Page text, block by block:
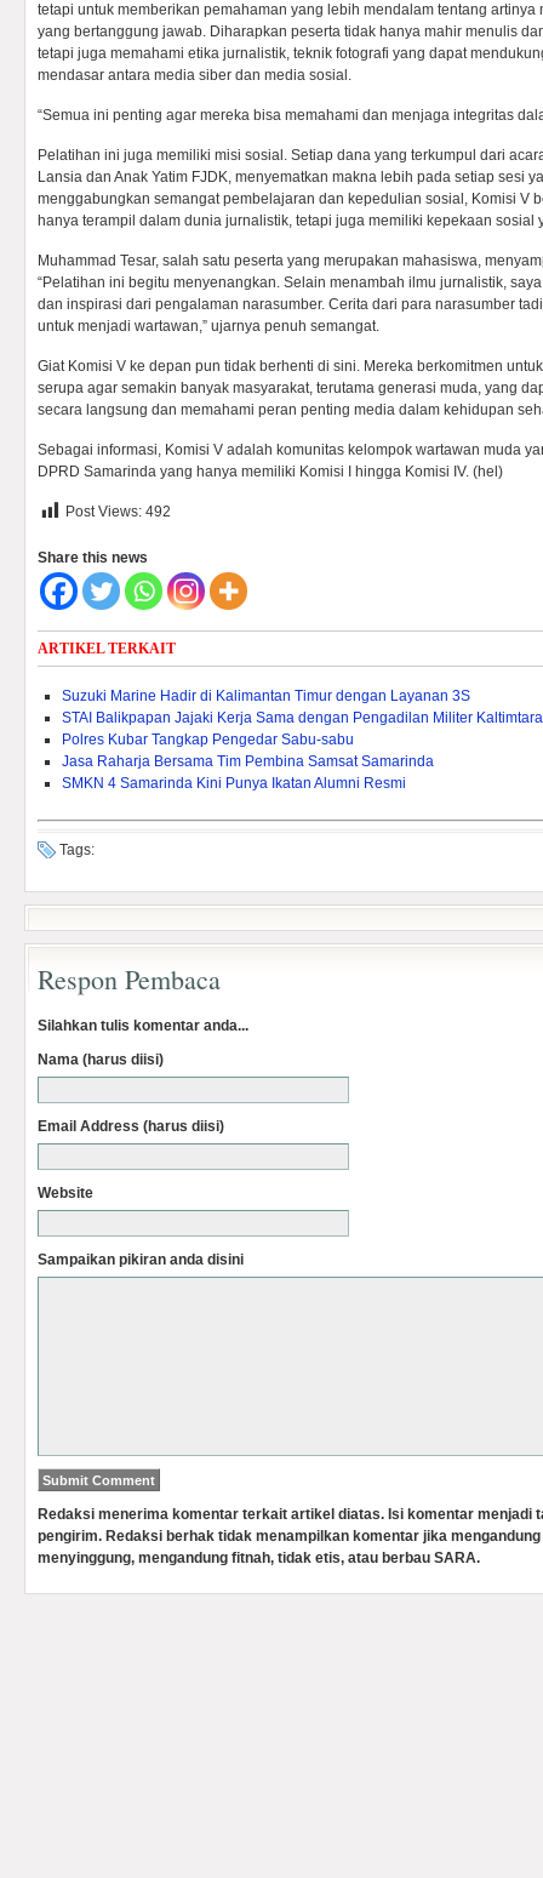
tetapi untuk memberikan pemahaman yang lebih mendalam tentang
yang bertanggung jawab. Diharapkan peserta tidak hanya mahir menulis
tetapi juga memahami etika jurnalistik, teknik fotografi yang dapat
mendasar antara media siber dan media sosial.
“Semua ini penting agar mereka bisa memahami dan menjaga integritas
Pelatihan ini juga memiliki misi sosial. Setiap dana yang terkumpul dari
Lansia dan Anak Yatim FJDK, menyematkan makna lebih pada setiap sesi
menggabungkan semangat pembelajaran dan kepedulian sosial, Komisi V
hanya terampil dalam dunia jurnalistik, tetapi juga memiliki kepekaan sosial
Muhammad Tesar, salah satu peserta yang merupakan mahasiswa,
“Pelatihan ini begitu menyenangkan. Selain menambah ilmu jurnalistik,
dan inspirasi dari pengalaman narasumber. Cerita dari para narasumber
untuk menjadi wartawan,” ujarnya penuh semangat.
Giat Komisi V ke depan pun tidak berhenti di sini. Mereka berkomitmen
serupa agar semakin banyak masyarakat, terutama generasi muda, yang
secara langsung dan memahami peran penting media dalam kehidupan
Sebagai informasi, Komisi V adalah komunitas kelompok wartawan muda
DPRD Samarinda yang hanya memiliki Komisi I hingga Komisi IV. (hel)
Post Views: 492
Share this news
ARTIKEL TERKAIT
Suzuki Marine Hadir di Kalimantan Timur dengan Layanan 3S
STAI Balikpapan Jajaki Kerja Sama dengan Pengadilan Militer Kaltimtara
Polres Kubar Tangkap Pengedar Sabu-sabu
Jasa Raharja Bersama Tim Pembina Samsat Samarinda
SMKN 4 Samarinda Kini Punya Ikatan Alumni Resmi
Tags:
Respon Pembaca
Silahkan tulis komentar anda...
Nama (harus diisi)
Email Address (harus diisi)
Website
Sampaikan pikiran anda disini
Redaksi menerima komentar terkait artikel diatas. Isi komentar menjadi
pengirim. Redaksi berhak tidak menampilkan komentar jika
menyinggung, mengandung fitnah, tidak etis, atau berbau SARA.